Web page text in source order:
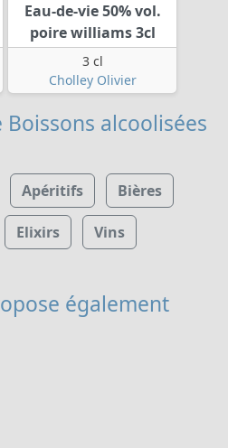
Eau-de-vie 50% vol.
poire williams 3cl
3 cl
Cholley Olivier
alcoolisées
Apéritifs Bières
Elixirs Vins
également